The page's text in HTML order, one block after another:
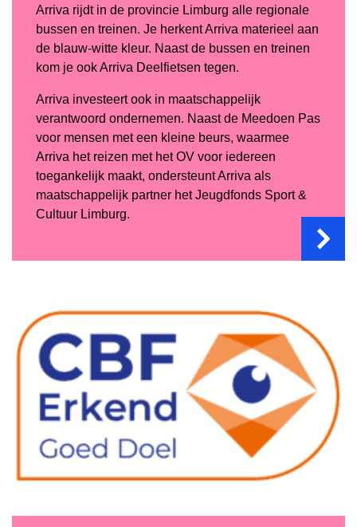
Arriva rijdt in de provincie Limburg alle regionale
bussen en treinen. Je herkent Arriva materieel aan
de blauw-witte kleur. Naast de bussen en treinen
kom je ook Arriva Deelfietsen tegen.
Arriva investeert ook in maatschappelijk
verantwoord ondernemen. Naast de Meedoen Pas
voor mensen met een kleine beurs, waarmee
Arriva het reizen met het OV voor iedereen
toegankelijk maakt, ondersteunt Arriva als
maatschappelijk partner het Jeugdfonds Sport &
Cultuur Limburg.